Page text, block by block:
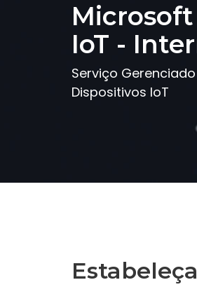
IoT -
Serviço
Dispositivos IoT